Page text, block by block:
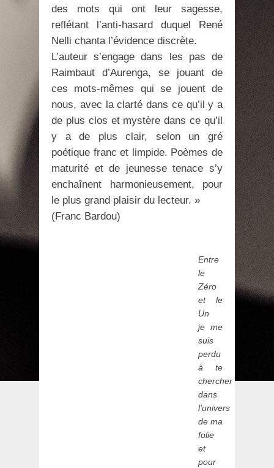
des mots qui ont leur sagesse,
reflétant l’anti-hasard duquel René
Nelli chanta l’évidence discrète.
L’auteur s’engage dans les pas de
Raimbaut d’Aurenga, se jouant de
ces mots-mêmes qui se jouent de
nous, avec la clarté dans ce qu’il y a
de plus clos et mystère dans ce qu’il
y a de plus clair, selon un gré
poétique franc et limpide. Poèmes de
maturité et de jeunesse tenace s’y
enchaînent harmonieusement, pour
le plus grand plaisir du lecteur. »
(Franc Bardou)
Entre
le
Zéro
et le
Un
je me
suis
perdu
à te
chercher
dans
l’univers
de ma
folie
et
pour